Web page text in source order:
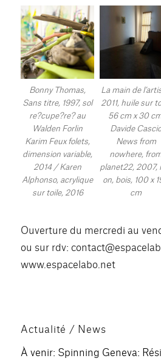
Bonny Thomas,
Sans titre, 1997, sol
re?cupe?re? au
Walden Forlin
Karim Feux folets,
dimension variable,
2014 / Karen
Alphonso, acrylique
sur toile, 2016
La main de
2011, huile sur
56 cm x 30
Davide
News from
nowhere,
planet22, 2007,
on, bois, 100 x
cm
Ouverture du mercredi au
ou sur rdv:
www.espacelabo.net
Actualité / News
À venir: Spinning Geneva: